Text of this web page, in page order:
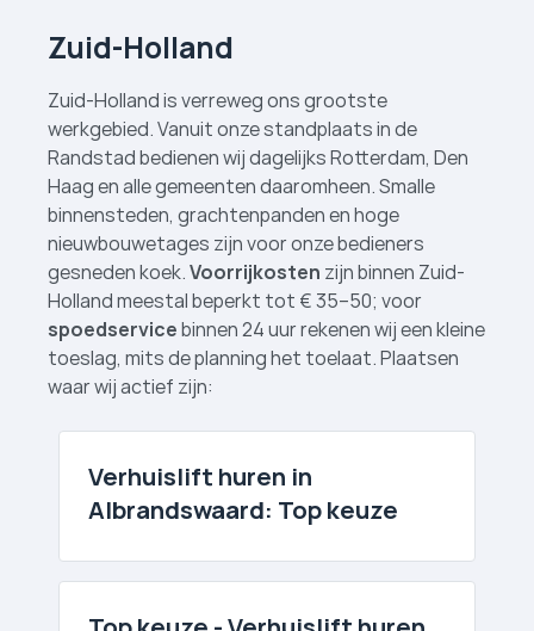
Zuid-Holland
Zuid-Holland is verreweg ons grootste
werkgebied. Vanuit onze standplaats in de
Randstad bedienen wij dagelijks Rotterdam, Den
Haag en alle gemeenten daaromheen. Smalle
binnensteden, grachtenpanden en hoge
nieuwbouwetages zijn voor onze bedieners
gesneden koek.Voorrijkosten zijn binnen Zuid-
Holland meestal beperkt tot € 35–50; voor
spoedservicebinnen 24 uur rekenen wij een kleine
toeslag, mits de planning het toelaat. Plaatsen
waar wij actief zijn:
Verhuislift huren in
Albrandswaard: Top keuze